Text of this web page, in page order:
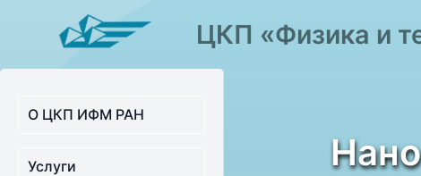
ЦКП «Физика и
О ЦКП ИФМ РАН
Услуги